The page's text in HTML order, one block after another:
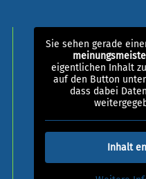
Sie sehen gerade
eigentlichen Inhalt
auf den Button
dass dabei
Inhalt